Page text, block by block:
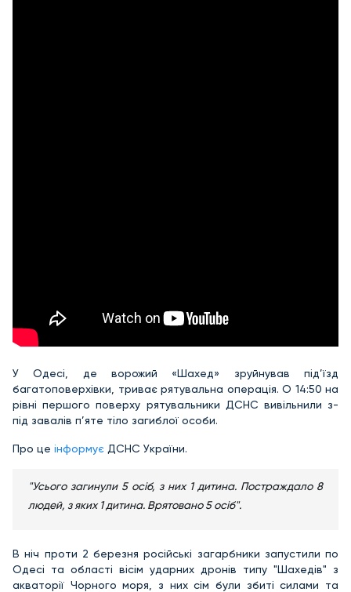
У Одесі, де ворожий «Шахед» зруйнував під’їзд
багатоповерхівки, триває рятувальна операція. О 14:50 на
рівні першого поверху рятувальники ДСНС вивільнили з-
під завалів п’яте тіло загиблої особи.
Про це інформує ДСНС України.
"Усього загинули 5 осіб, з них 1 дитина. Постраждало 8
людей, з яких 1 дитина. Врятовано 5 осіб".
В ніч проти 2 березня російські загарбники запустили по
Одесі та області вісім ударних дронів типу "Шахедів" з
акваторії Чорного моря, з них сім були збиті силами та